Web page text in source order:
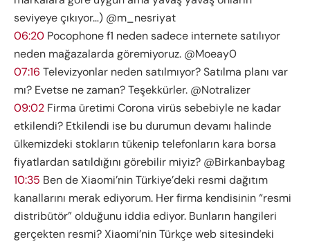
seviyeye çıkıyor…) @m_nesriyat
06:20 Pocophone f1 neden sadece internete satılıyor
neden mağazalarda göremiyoruz. @Moeay0
07:16 Televizyonlar neden satılmıyor? Satılma planı var
mı? Evetse ne zaman? Teşekkürler. @Notralizer
09:02 Firma üretimi Corona virüs sebebiyle ne kadar
etkilendi? Etkilendi ise bu durumun devamı halinde
ülkemizdeki stokların tükenip telefonların kara borsa
fiyatlardan satıldığını görebilir miyiz? @Birkanbaybag
10:35 Ben de Xiaomi’nin Türkiye’deki resmi dağıtım
kanallarını merak ediyorum. Her firma kendisinin “resmi
distribütör” olduğunu iddia ediyor. Bunların hangileri
gerçekten resmi? Xiaomi’nin Türkçe web sitesindeki